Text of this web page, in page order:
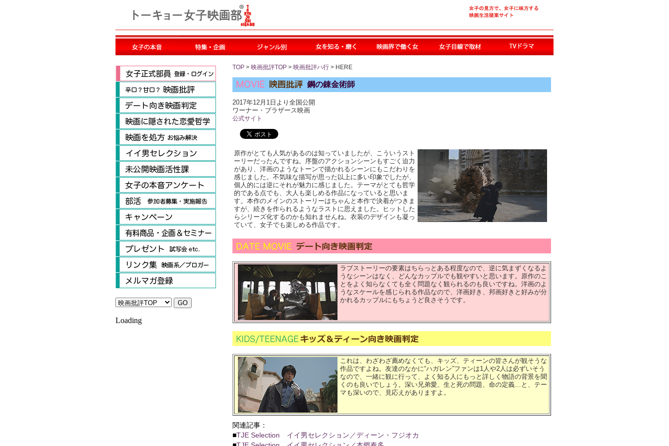
Loading
TOP > 映画批評TOP > 映画批評ハ行 > HERE
鋼の錬金術師
2017年12月1日より全国公開
ワーナー・ブラザース映画
公式サイト
原作がとても人気があるのは知っていましたが、こういうスト
ーリーだったんですね。序盤のアクションシーンもすごく迫力
があり、洋画のようなトーンで描かれるシーンにもこだわりを
感じました。不気味な描写が思った以上に多い印象でしたが、
個人的には逆にそれが魅力に感じました。テーマがとても哲学
的である点でも、大人も楽しめる作品になっていると思いま
す。本作のメインのストーリーはちゃんと本作で決着がつきま
すが、続きを作られるようなラストに思えました。ヒットした
らシリーズ化するのかも知れませんね。衣装のデザインも凝っ
ていて、女子でも楽しめる作品です。
ラブストーリーの要素はちらっとある程度なので、逆に気まずくなるよ
うなシーンはなく、どんなカップルでも観やすいと思います。原作のこ
とをよく知らなくても全く問題なく観られるのも良いですね。洋画のよ
うなスケールを感じられる作品なので、洋画好き、邦画好きと好みが分
かれるカップルにもちょうど良さそうです。
これは、わざわざ薦めなくても、キッズ、ティーンの皆さんが観そうな
作品ですよね。友達のなかに“ハガレン”ファンは1人や2人は必ずいそう
なので、一緒に観に行って、よく知る人にもっと詳しく物語の背景を聞
くのも良いでしょう。深い兄弟愛、生と死の問題、命の定義…と、テー
マも深いので、見応えがありますよ。
関連記事：
■TJE Selection イイ男セレクション／ディーン・フジオカ